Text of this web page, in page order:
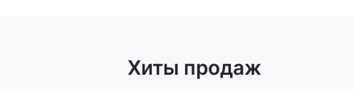
Хиты продаж